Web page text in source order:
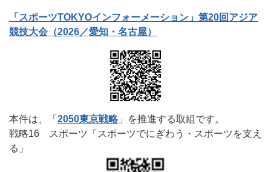
「スポーツTOKYOインフォーメーション」第20回アジア
競技大会（2026／愛知・名古屋）
本件は、「 2050東京戦略」を推進する取組です。
戦略16 スポーツ「スポーツでにぎわう・スポーツを支え
る」